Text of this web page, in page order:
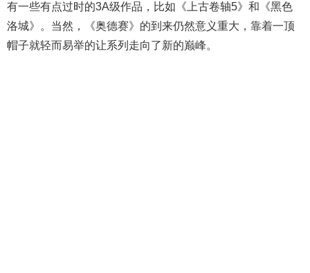
有一些有点过时的3A级作品，比如《上古卷轴5》和《黑色
洛城》。当然，《奥德赛》的到来仍然意义重大，靠着一顶
帽子就轻而易举的让系列走向了新的巅峰。